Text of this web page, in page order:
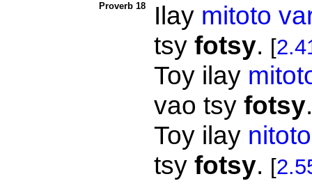
Proverb 18 Ilay mitoto
tsy fotsy. [
Toy ilay
vao tsy fotsy
Toy ilay nitoto
tsy fotsy. [